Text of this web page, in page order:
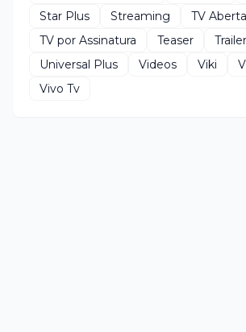
Star Plus
Streaming TV Aberta
TV por Assinatura
Teaser
Trailer
Universal Plus
Videos Viki
Vivo Tv